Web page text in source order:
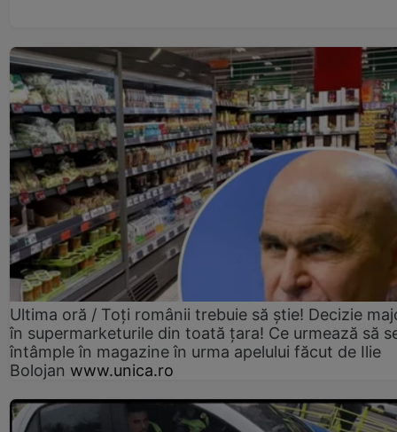
Ultima oră / Toți românii trebuie să știe! Decizie
în supermarketurile din toată țara! Ce urmează să
întâmple în magazine în urma apelului făcut de Ilie
Bolojan www.unica.ro